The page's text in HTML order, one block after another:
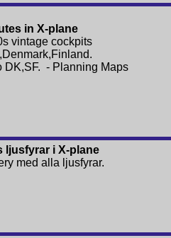
in X-plane
vintage cockpits
DK,SF. - Planning Maps
ljusfyrar i X-plane
med alla ljusfyrar.